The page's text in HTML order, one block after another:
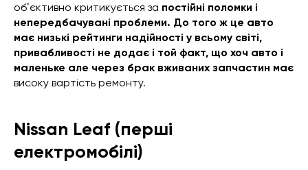
обʼєктивно критикується за постійні поломки і
непередбачувані проблеми. До того ж це авто
має низькі рейтинги надійності у всьому світі,
привабливості не додає і той факт, що хоч авто і
маленьке але через брак вживаних запчастин має
високу вартість ремонту.
Nissan Leaf (перші
електромобілі)